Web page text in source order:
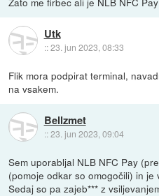
Utk
::23. jun 2023, 08:33
Flik mora podpirat terminal,
na vsakem.
Bellzmet
::23. jun 2023, 09:04
Sem uporabljal NLB NFC Pay
(pomoje odkar so omogočili) in
Sedaj so pa zajeb*** z